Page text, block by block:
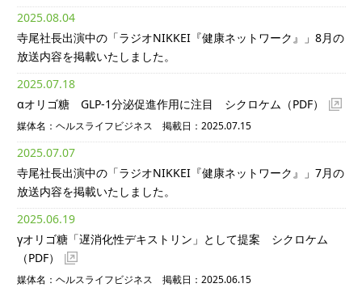
2025.08.04
寺尾社長出演中の「ラジオNIKKEI『健康ネットワーク』」8月の
放送内容を掲載いたしました。
2025.07.18
αオリゴ糖 GLP-1分泌促進作用に注目 シクロケム （PDF）
媒体名：ヘルスライフビジネス 掲載日：2025.07.15
2025.07.07
寺尾社長出演中の「ラジオNIKKEI『健康ネットワーク』」7月の
放送内容を掲載いたしました。
2025.06.19
γオリゴ糖「遅消化性デキストリン」として提案 シクロケム
（PDF）
媒体名：ヘルスライフビジネス 掲載日：2025.06.15